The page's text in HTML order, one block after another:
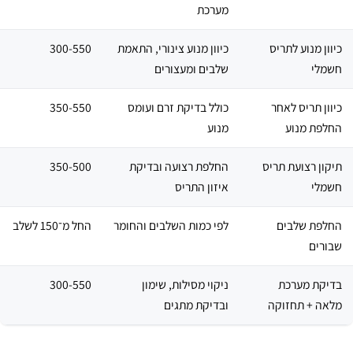
מערכת
כיוון מנוע לתריס
חשמלי
כיוון מנוע צינורי, התאמת
שלבים ומעצורים
300-550
כיוון תריס לאחר
החלפת מנוע
כולל בדיקת זרם ועומס
מנוע
350-550
תיקון רצועת תריס
חשמלי
החלפת רצועה ובדיקת
איזון התריס
350-500
החלפת שלבים
שבורים
לפי כמות השלבים והחומר החל מ־150 לשלב
בדיקת מערכת
מלאה + תחזוקה
ניקוי מסילות, שימון
ובדיקת מתגים
300-550